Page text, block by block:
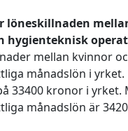
löneskillnaden
hygienteknisk
mellan kvinnor
månadslön i yrket.
33400 kronor i yrket.
månadslön är